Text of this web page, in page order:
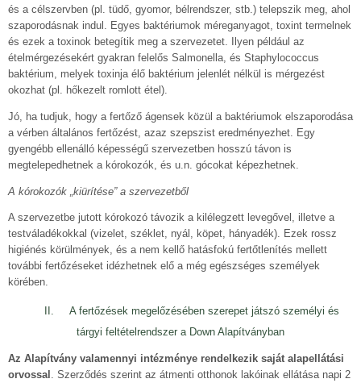
és a célszervben (pl. tüdő, gyomor, bélrendszer, stb.) telepszik meg, ahol
szaporodásnak indul. Egyes baktériumok méreganyagot, toxint termelnek
és ezek a toxinok betegítik meg a szervezetet. Ilyen például az
ételmérgezésekért gyakran felelős Salmonella, és Staphylococcus
baktérium, melyek toxinja élő baktérium jelenlét nélkül is mérgezést
okozhat (pl. hőkezelt romlott étel).
Jó, ha tudjuk, hogy a fertőző ágensek közül a baktériumok elszaporodása
a vérben általános fertőzést, azaz szepszist eredményezhet. Egy
gyengébb ellenálló képességű szervezetben hosszú távon is
megtelepedhetnek a kórokozók, és u.n. gócokat képezhetnek.
A kórokozók „kiürítése” a szervezetből
A szervezetbe jutott kórokozó távozik a kilélegzett levegővel, illetve a
testváladékokkal (vizelet, széklet, nyál, köpet, hányadék). Ezek rossz
higiénés körülmények, és a nem kellő hatásfokú fertőtlenítés mellett
további fertőzéseket idézhetnek elő a még egészséges személyek
körében.
II. A fertőzések megelőzésében szerepet játszó személyi és
tárgyi feltételrendszer a Down Alapítványban
Az Alapítvány valamennyi intézménye rendelkezik saját alapellátási
orvossal
. Szerződés szerint az átmenti otthonok lakóinak ellátása napi 2